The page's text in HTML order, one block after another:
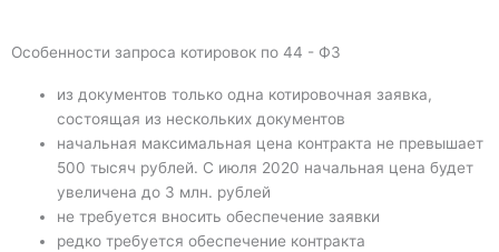
Особенности запроса котировок по 44 - ФЗ
из документов только одна котировочная заявка,
состоящая из нескольких документов
начальная максимальная цена контракта не превышает
500 тысяч рублей. С июля 2020 начальная цена будет
увеличена до 3 млн. рублей
не требуется вносить обеспечение заявки
редко требуется обеспечение контракта